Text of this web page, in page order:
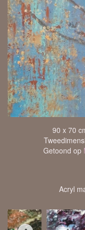
90 x 70
Getoond op
Acryl